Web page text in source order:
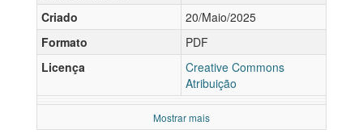
Criado
20/Maio/2025
Formato
PDF
Licença
Creative Commons
Atribuição
Mostrar mais